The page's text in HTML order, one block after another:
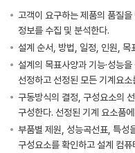
고객이 요구하는 제품의 품질
정보를 수집 및 분석한다.
설계 순서, 방법, 일정, 인원, 목
설계의 목표사양과 기능·성능
선정하고 선정된 모든 기계요
구동방식의 결정, 구성요소의
구성한다. 선정된 기계 요소품
부품별 제원, 성능곡선표, 특성
구성요소를 확인하고 설계 컴